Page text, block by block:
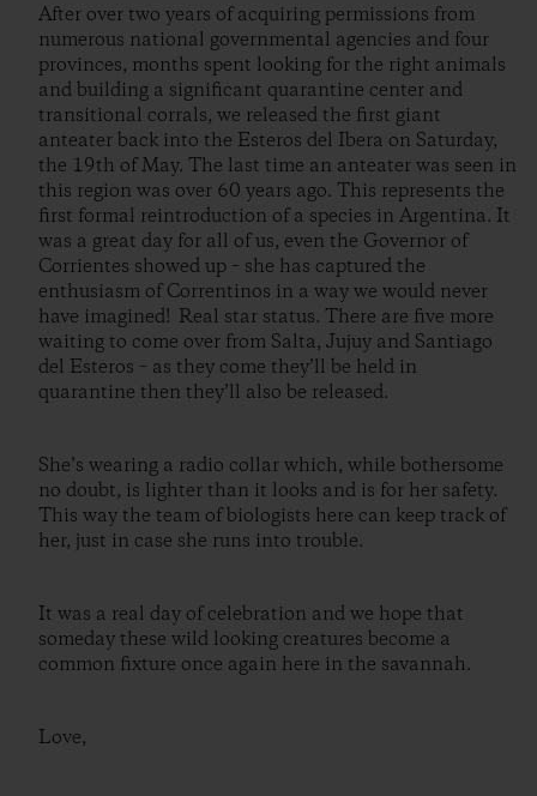
After over two years of acquiring permissions from
numerous national governmental agencies and four
provinces, months spent looking for the right animals
and building a significant quarantine center and
transitional corrals, we released the first giant
anteater back into the Esteros del Ibera on Saturday,
the 19th of May. The last time an anteater was seen in
this region was over 60 years ago. This represents the
first formal reintroduction of a species in Argentina. It
was a great day for all of us, even the Governor of
Corrientes showed up – she has captured the
enthusiasm of Correntinos in a way we would never
have imagined! Real star status. There are five more
waiting to come over from Salta, Jujuy and Santiago
del Esteros – as they come they’ll be held in
quarantine then they’ll also be released.
She’s wearing a radio collar which, while bothersome
no doubt, is lighter than it looks and is for her safety.
This way the team of biologists here can keep track of
her, just in case she runs into trouble.
It was a real day of celebration and we hope that
someday these wild looking creatures become a
common fixture once again here in the savannah.
Love,